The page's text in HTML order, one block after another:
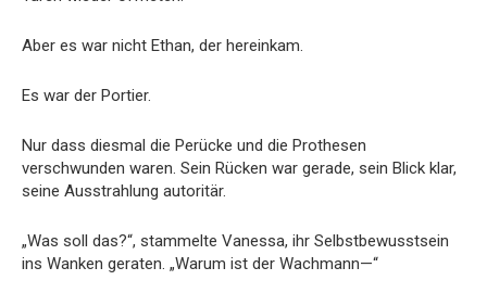
Aber es war nicht Ethan, der hereinkam.
Es war der Portier.
Nur dass diesmal die Perücke und die Prothesen
verschwunden waren. Sein Rücken war gerade, sein Blick klar,
seine Ausstrahlung autoritär.
„Was soll das?“, stammelte Vanessa, ihr Selbstbewusstsein
ins Wanken geraten. „Warum ist der Wachmann—“